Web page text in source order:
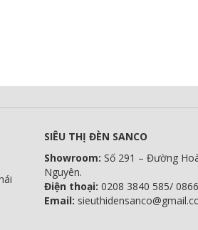
SIÊU THỊ ĐÈN SANCO
Showroom:Số 291 – Đường
Nguyên.
Điện thoại: 0208 3840 585/
Email: